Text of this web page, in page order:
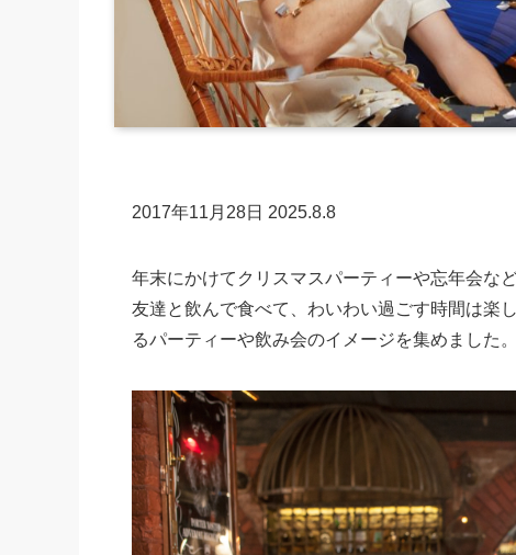
2017年11月28日 2025.8.8
年末にかけてクリスマスパーティーや忘年会な
友達と飲んで食べて、わいわい過ごす時間は楽
るパーティーや飲み会のイメージを集めました